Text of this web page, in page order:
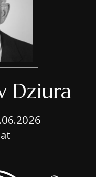
Dziura